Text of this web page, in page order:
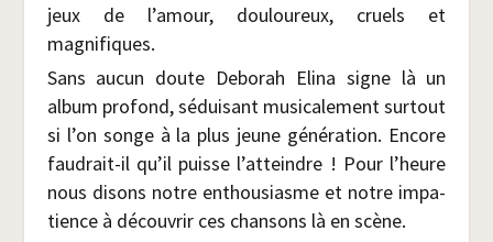
jeux de l’amour, dou­lou­reux, cruels et
magnifiques.
Sans aucun doute Debo­rah Eli­na signe là un
album pro­fond, sédui­sant musi­ca­le­ment sur­tout
si l’on songe à la plus jeune géné­ra­tion. Encore
fau­drait-il qu’il puisse l’atteindre ! Pour l’heure
nous disons notre enthou­siasme et notre impa­
tience à décou­vrir ces chan­sons là en scène.